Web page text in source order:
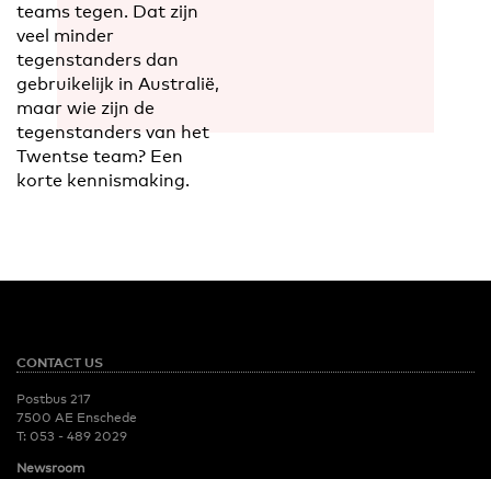
teams tegen. Dat zijn
veel minder
tegenstanders dan
gebruikelijk in Australië,
maar wie zijn de
tegenstanders van het
Twentse team? Een
korte kennismaking.
CONTACT US
Postbus 217
7500 AE Enschede
T: 053 - 489 2029
Newsroom